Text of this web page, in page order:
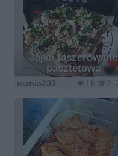
Jajka faszerowane
pasztetową
1k 2
mania233